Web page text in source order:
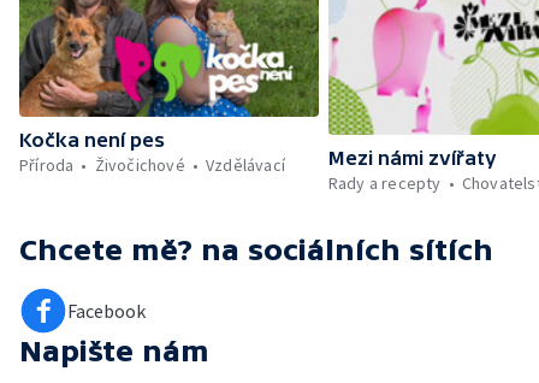
Kočka není pes
Příroda
Živočichové Vzdělávací
Mezi námi zvířaty
Rady a recepty
Chcete mě? na sociálních sítích
Facebook
Napište nám